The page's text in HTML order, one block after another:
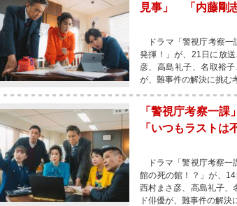
見事」 「内藤剛
ドラマ「警視庁考察一
発揮！」が、21日に放
彦、高島礼子、名取裕
が、難事件の解決に挑む
「警視庁考察一
「いつもラストは
ドラマ「警視庁考察一
館の死の館！？」が、
西村まさ彦、高島礼子、
ド俳優が、難事件の解決